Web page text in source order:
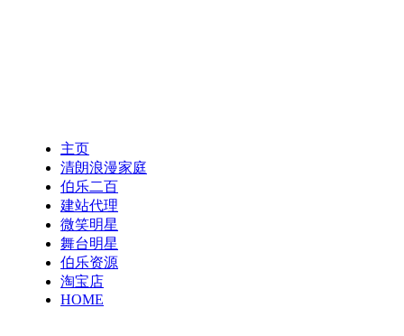
主页
清朗浪漫家庭
伯乐二百
建站代理
微笑明星
舞台明星
伯乐资源
淘宝店
HOME